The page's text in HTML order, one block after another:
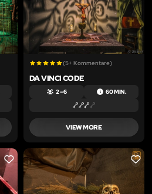
(5+ Kommentare)
DA VINCI CODE
2 – 6 60 MIN.
VIEW MORE
LIKE LIKE